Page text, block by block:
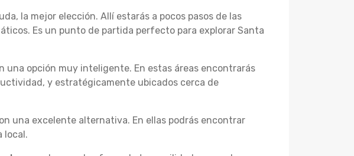
la mejor elección. Allí estarás a pocos pasos de las
Es un punto de partida perfecto para explorar Santa
una opción muy inteligente. En estas áreas encontrarás
y estratégicamente ubicados cerca de
una excelente alternativa. En ellas podrás encontrar
local.